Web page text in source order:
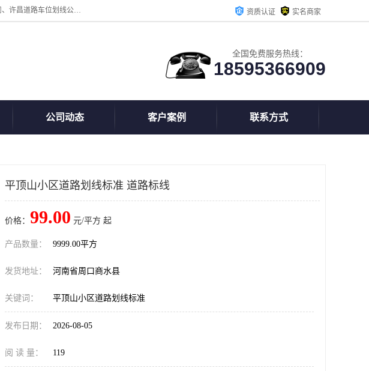
周口中为交通设施工程有限公司是一家洛阳道路划线公司、郑州道路划线公司、平顶山道路车位划线公司、开封车位划线公司、许昌道路车位划线公司、漯河道路车位划线公司，公司始终坚持“诚信、匠心、专注”的宗旨；我们的经营理念是：的服务。 资质认证 实名商家
全国免费服务热线：
18595366909
公司动态 客户案例 联系方式
平顶山小区道路划线标准 道路标线
价格： 99.00 元/平方 起
产品数量： 9999.00平方
发货地址： 河南省周口商水县
关键词： 平顶山小区道路划线标准
发布日期： 2026-08-05
阅 读 量： 119